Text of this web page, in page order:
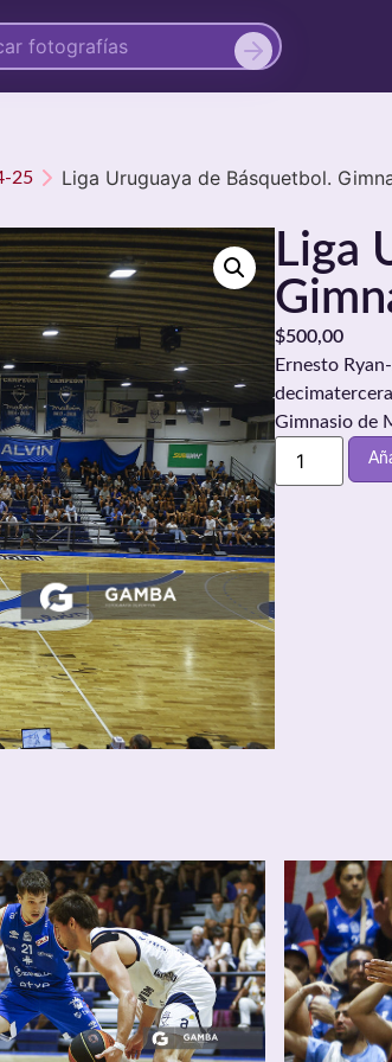
25 Liga Uruguaya de Básquetbol.
Liga
$500,00
Ernesto
Gimnasio de